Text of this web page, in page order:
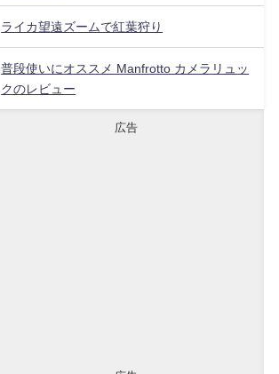
ライカ望遠ズームで紅葉狩り
普段使いにオススメ Manfrotto カメラリュッ
クのレビュー
広告